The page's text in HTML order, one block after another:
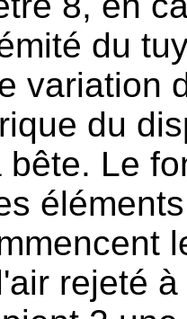
du
variation
du
bête. Le
rejeté